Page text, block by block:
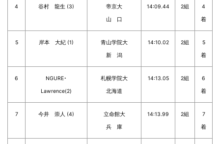
4 谷村 龍生 (3)
帝京大
山 口
14:09.44 2組
4
着
5 岸本 大紀 (1)
青山学院大
新 潟
14:10.02 2組
5
着
6
NGURE･
Lawrence(2)
札幌学院大
北海道
14:13.05 2組
6
着
7 今井 崇人 (4)
立命館大
兵 庫
14:13.99 2組
7
着